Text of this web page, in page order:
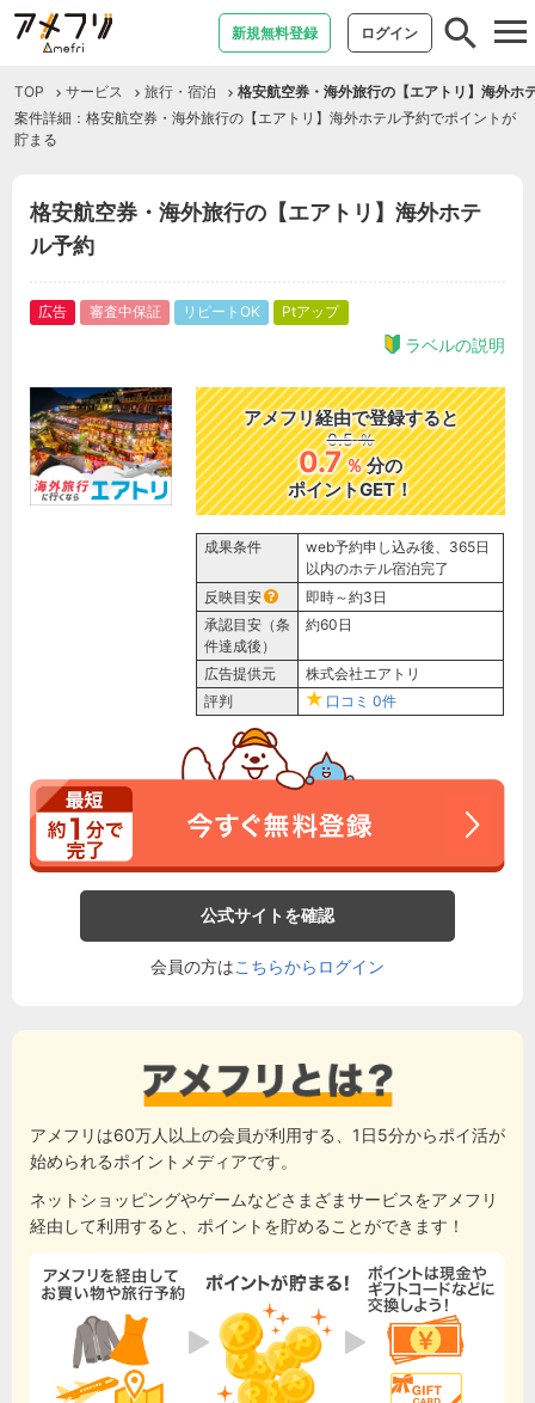
新規無料登録 ログイン
TOP サービス 旅行・宿泊
格安航空券・海外旅行の【エアトリ】海外ホ
案件詳細：格安航空券・海外旅行の【エアトリ】海外ホテル予約でポイントが
貯まる
格安航空券・海外旅行の【エアトリ】海外ホテ
ル予約
広告 審査中保証 リピートOK Ptアップ
ラベルの説明
アメフリ経由で登録すると
0.5 ％
0.7％分の
ポイントGET！
成果条件
web予約申し込み後、365日
以内のホテル宿泊完了
反映目安
即時～約3日
承認目安（条
件達成後）
約60日
広告提供元
株式会社エアトリ
評判
口コミ 0件
公式サイトを確認
会員の方はこちらからログイン
アメフリは60万人以上の会員が利用する、1日5分からポイ活が
始められるポイントメディアです。
ネットショッピングやゲームなどさまざまサービスをアメフリ
経由して利用すると、ポイントを貯めることができます！